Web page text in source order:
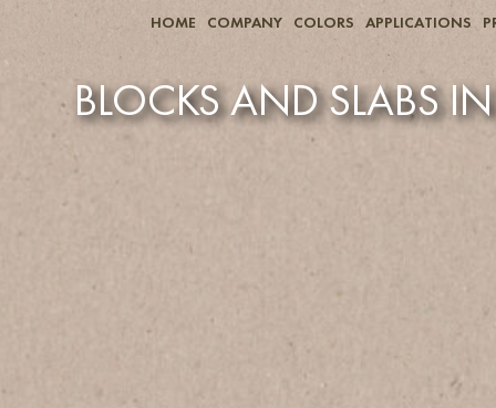
HOME COMPANY COLORS APPLICATIONS
BLOCKS AND SLABS